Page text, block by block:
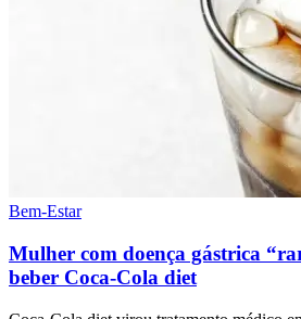
Bem-Estar
Mulher com doença gástrica
beber Coca-Cola diet